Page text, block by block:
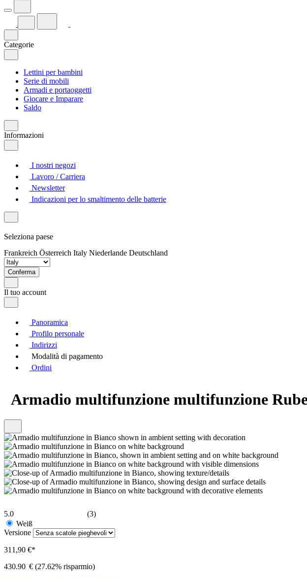
Categorie
Lettini per bambini
Serie di mobili
Armadi e portaoggetti
Giocare e Imparare
Saldo
Informazioni
I nostri negozi
Lavoro / Carriera
Newsletter
Indicazioni per lo smaltimento delle batterie
Seleziona paese
Frankreich Österreich Italy Niederlande Deutschland
Conferma
Il tuo account
Panoramica
Profilo personale
Indirizzi
Modalità di pagamento
Ordini
Armadio multifunzione multifunzione
5.0
(3)
Weiß
Versione
311,90 €*
430.90 € (27.62% risparmio)